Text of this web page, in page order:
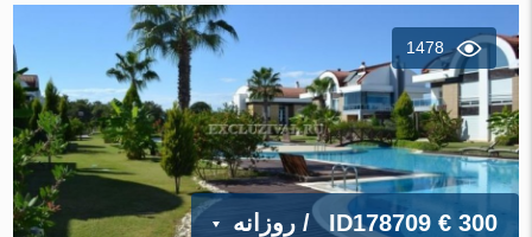
1478
ID178709€ 300 / روزانه